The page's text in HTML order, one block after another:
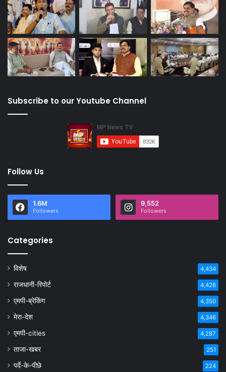
Subscribe to our Youtube Channel
Follow Us
1.6M
Followers
9,552
Followers
Categories
विशेष 4,434
राजधानी-रिपोर्ट 4,428
एमपी-ब्रेकिंग 4,350
मेरा-देश 4,346
एमपी-cities 4,287
ताजा-खबर 251
पर्दे-के-पीछे 224